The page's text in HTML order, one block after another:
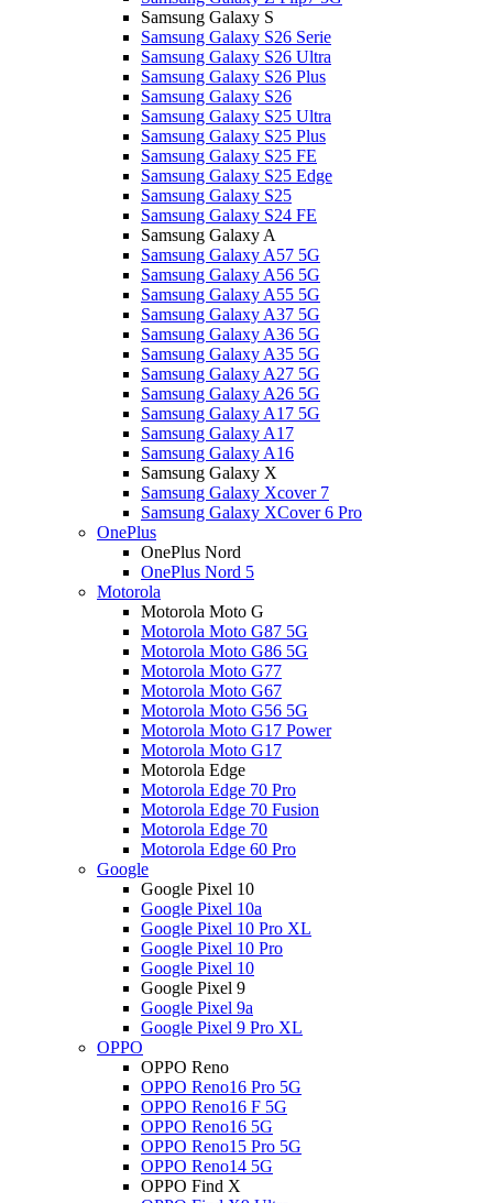
Samsung Galaxy S
Samsung Galaxy S26 Serie
Samsung Galaxy S26 Ultra
Samsung Galaxy S26 Plus
Samsung Galaxy S26
Samsung Galaxy S25 Ultra
Samsung Galaxy S25 Plus
Samsung Galaxy S25 FE
Samsung Galaxy S25 Edge
Samsung Galaxy S25
Samsung Galaxy S24 FE
Samsung Galaxy A
Samsung Galaxy A57 5G
Samsung Galaxy A56 5G
Samsung Galaxy A55 5G
Samsung Galaxy A37 5G
Samsung Galaxy A36 5G
Samsung Galaxy A35 5G
Samsung Galaxy A27 5G
Samsung Galaxy A26 5G
Samsung Galaxy A17 5G
Samsung Galaxy A17
Samsung Galaxy A16
Samsung Galaxy X
Samsung Galaxy Xcover 7
Samsung Galaxy XCover 6 Pro
OnePlus
OnePlus Nord
OnePlus Nord 5
Motorola
Motorola Moto G
Motorola Moto G87 5G
Motorola Moto G86 5G
Motorola Moto G77
Motorola Moto G67
Motorola Moto G56 5G
Motorola Moto G17 Power
Motorola Moto G17
Motorola Edge
Motorola Edge 70 Pro
Motorola Edge 70 Fusion
Motorola Edge 70
Motorola Edge 60 Pro
Google
Google Pixel 10
Google Pixel 10a
Google Pixel 10 Pro XL
Google Pixel 10 Pro
Google Pixel 10
Google Pixel 9
Google Pixel 9a
Google Pixel 9 Pro XL
OPPO
OPPO Reno
OPPO Reno16 Pro 5G
OPPO Reno16 F 5G
OPPO Reno16 5G
OPPO Reno15 Pro 5G
OPPO Reno14 5G
OPPO Find X